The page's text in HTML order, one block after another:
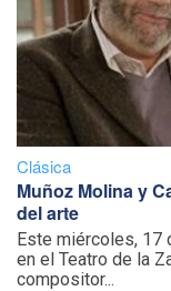
Clásica
Muñoz Molina y
del arte
Este miércoles, 17
en el Teatro de la
compositor...